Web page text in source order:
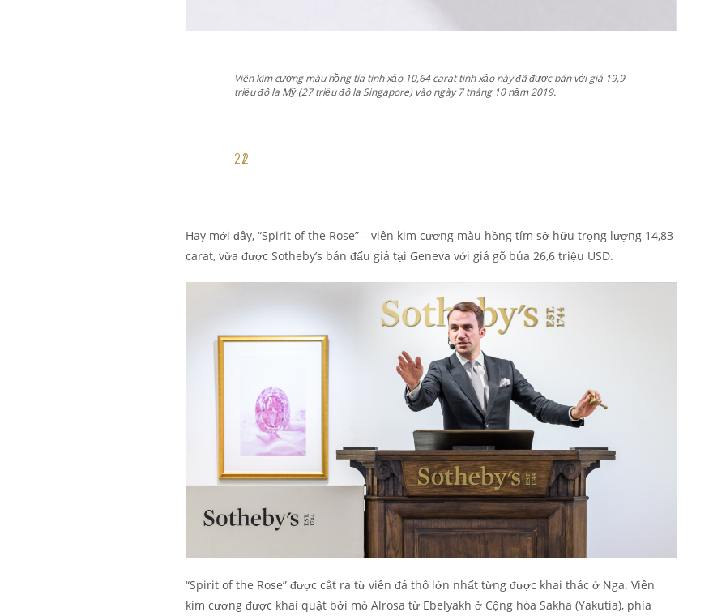
Viên kim cương màu hồng tía tinh xảo 10,64 carat tinh xảo này đã được bán với giá 19,9
triệu đô la Mỹ (27 triệu đô la Singapore) vào ngày 7 tháng 10 năm 2019.
Hay mới đây, “Spirit of the Rose” – viên kim cương màu hồng tím sở hữu trọng lượng 14,83
carat, vừa được Sotheby’s bán đấu giá tại Geneva với giá gõ búa 26,6 triệu USD.
“Spirit of the Rose” được cắt ra từ viên đá thô lớn nhất từng được khai thác ở Nga. Viên
kim cương được khai quật bởi mỏ Alrosa từ Ebelyakh ở Cộng hòa Sakha (Yakutia), phía